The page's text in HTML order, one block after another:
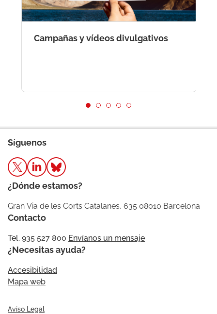
Campañas y vídeos divulgativos
Síguenos
¿Dónde estamos?
Gran Via de les Corts Catalanes, 635 08010 Barcelona
Contacto
Tel. 935 527 800 Envíanos un mensaje
¿Necesitas ayuda?
Accesibilidad
Mapa web
Aviso Legal